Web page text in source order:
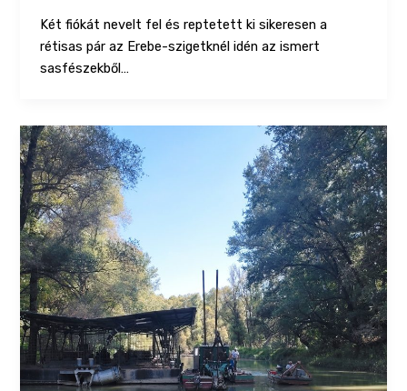
Két fiókát nevelt fel és reptetett ki sikeresen a
rétisas pár az Erebe-szigetknél idén az ismert
sasfészekből…